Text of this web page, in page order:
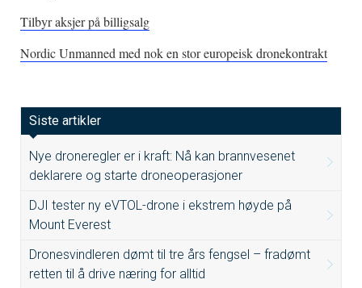
Tilbyr aksjer på billigsalg
Nordic Unmanned med nok en stor europeisk dronekontrakt
Siste artikler
Nye droneregler er i kraft: Nå kan brannvesenet
deklarere og starte droneoperasjoner
DJI tester ny eVTOL-drone i ekstrem høyde på
Mount Everest
Dronesvindleren dømt til tre års fengsel – fradømt
retten til å drive næring for alltid